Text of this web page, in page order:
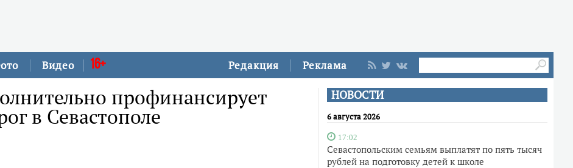
Редакция Реклама
Видео 16+
НОВОСТИ
6 августа 2026
17:02
Севастопольским семьям выплатят по пять тысяч
рублей на подготовку детей к школе
профинансирует
в Севастополе